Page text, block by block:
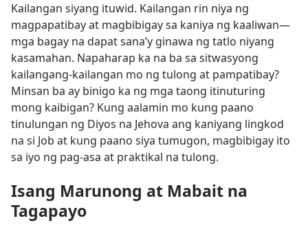
Kailangan siyang ituwid. Kailangan rin niya ng
magpapatibay at magbibigay sa kaniya ng kaaliwan—
mga bagay na dapat sana’y ginawa ng tatlo niyang
kasamahan. Napaharap ka na ba sa sitwasyong
kailangang-kailangan mo ng tulong at pampatibay?
Minsan ba ay binigo ka ng mga taong itinuturing
mong kaibigan? Kung aalamin mo kung paano
tinulungan ng Diyos na Jehova ang kaniyang lingkod
na si Job at kung paano siya tumugon, magbibigay ito
sa iyo ng pag-asa at praktikal na tulong.
Isang Marunong at Mabait na
Tagapayo